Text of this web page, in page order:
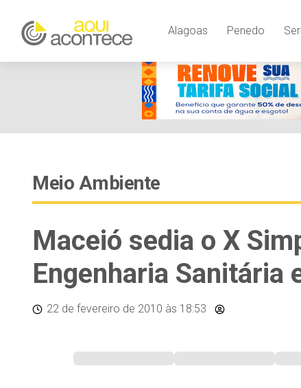
Alagoas Penedo
Meio Ambiente
Maceió sedia o X
Engenharia Sanitária
22 de fevereiro de 2010 às 18:53